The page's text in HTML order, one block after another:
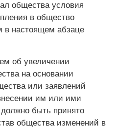
общества условия
в общество
в настоящем абзаце
об увеличении
на основании
или заявлений
им или ими
быть принято
общества изменений в